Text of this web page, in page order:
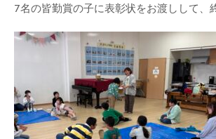
7名の皆勤賞の子に表彰状をお渡しして、